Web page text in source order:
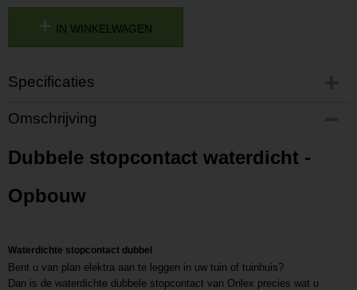
IN WINKELWAGEN
Specificaties
Productcode
P201902211501
L201902211501
Omschrijving
Dubbele stopcontact waterdicht -
Opbouw
Waterdichte stopcontact dubbel
Bent u van plan elektra aan te leggen in uw tuin of tuinhuis?
Dan is de waterdichte dubbele stopcontact van Onlex precies wat u